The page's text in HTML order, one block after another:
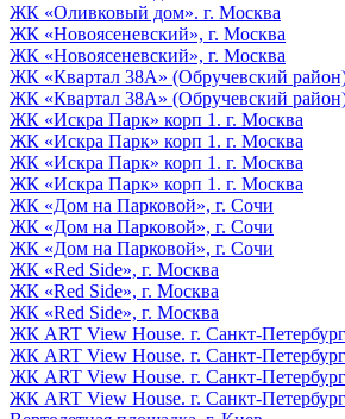
ЖК «Оливковый дом». г. Москва
ЖК «Новоясеневский», г. Москва
ЖК «Новоясеневский», г. Москва
ЖК «Квартал 38А» (Обручевский
ЖК «Квартал 38А» (Обручевский
ЖК «Искра Парк» корп 1. г. Москва
ЖК «Искра Парк» корп 1. г. Москва
ЖК «Искра Парк» корп 1. г. Москва
ЖК «Искра Парк» корп 1. г. Москва
ЖК «Дом на Парковой», г. Сочи
ЖК «Дом на Парковой», г. Сочи
ЖК «Дом на Парковой», г. Сочи
ЖК «Red Side», г. Москва
ЖК «Red Side», г. Москва
ЖК «Red Side», г. Москва
ЖК ART View House. г. Санкт-Петербург
ЖК ART View House. г. Санкт-Петербург
ЖК ART View House. г. Санкт-Петербург
ЖК ART View House. г. Санкт-Петербург